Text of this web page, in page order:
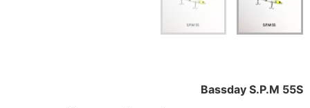
Bassday S.P.M 55S